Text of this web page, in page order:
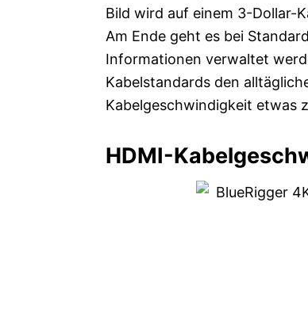
Bild wird auf einem 3-Dollar-
Am Ende geht es bei
Informationen verwaltet
Kabelstandards den
Kabelgeschwindigkeit etwas
HDMI-